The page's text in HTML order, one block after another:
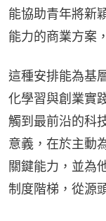
能協助青年將新
能力的商業方案
這種安排能為基
化學習與創業實
觸到最前沿的科
意義，在於主動
關鍵能力，並為
制度階梯，從源